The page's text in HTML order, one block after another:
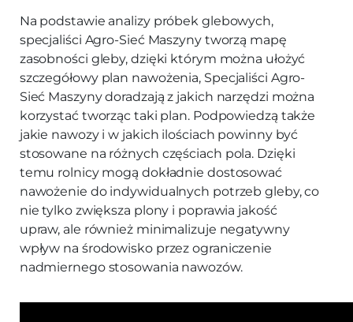
Na podstawie analizy próbek glebowych,
specjaliści Agro-Sieć Maszyny tworzą mapę
zasobności gleby, dzięki którym można ułożyć
szczegółowy plan nawożenia, Specjaliści Agro-
Sieć Maszyny doradzają z jakich narzędzi można
korzystać tworząc taki plan. Podpowiedzą także
jakie nawozy i w jakich ilościach powinny być
stosowane na różnych częściach pola. Dzięki
temu rolnicy mogą dokładnie dostosować
nawożenie do indywidualnych potrzeb gleby, co
nie tylko zwiększa plony i poprawia jakość
upraw, ale również minimalizuje negatywny
wpływ na środowisko przez ograniczenie
nadmiernego stosowania nawozów.